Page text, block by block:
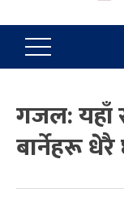
गजल: यहाँ
बार्नेहरू